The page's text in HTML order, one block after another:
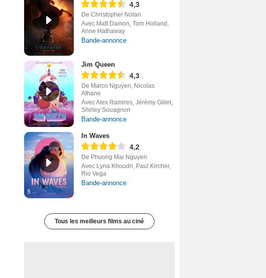
4,3
De Christopher Nolan
Avec Matt Damon, Tom Holland,
Anne Hathaway
Bande-annonce
Jim Queen
4,3
De Marco Nguyen, Nicolas
Athane
Avec Alex Ramires, Jérémy Gillet,
Shirley Souagnon
Bande-annonce
In Waves
4,2
De Phuong Mai Nguyen
Avec Lyna Khoudri, Paul Kircher,
Rio Vega
Bande-annonce
Tous les meilleurs films au ciné